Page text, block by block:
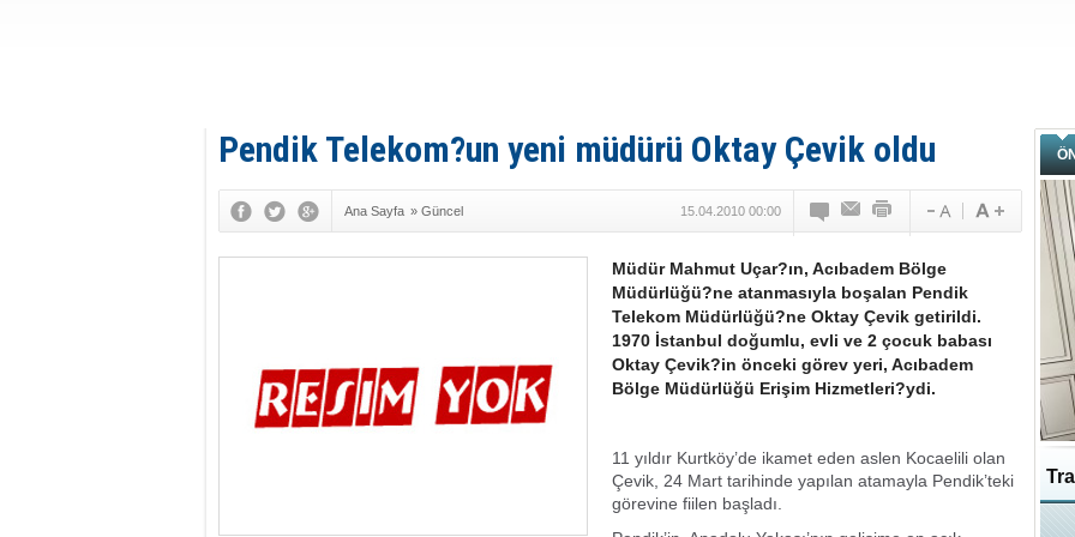
Pendik Telekom?un yeni müdürü Oktay Çevik oldu
Ana Sayfa » Güncel 15.04.2010 00:00
Müdür Mahmut Uçar?ın, Acıbadem Bölge
Müdürlüğü?ne atanmasıyla boşalan Pendik
Telekom Müdürlüğü?ne Oktay Çevik getirildi.
1970 İstanbul doğumlu, evli ve 2 çocuk babası
Oktay Çevik?in önceki görev yeri, Acıbadem
Bölge Müdürlüğü Erişim Hizmetleri?ydi.
11 yıldır Kurtköy’de ikamet eden aslen Kocaelili olan
Çevik, 24 Mart tarihinde yapılan atamayla Pendik’teki
görevine fiilen başladı.